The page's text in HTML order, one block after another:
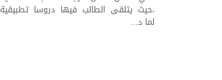
،حيث يتلقى الطالب فيها دروسا تطبيقية
لما د...